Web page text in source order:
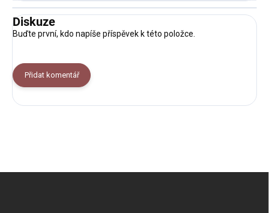
Diskuze
Buďte první, kdo napíše příspěvek k této položce.
Přidat komentář